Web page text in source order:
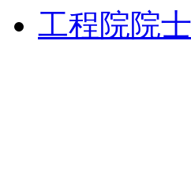
女孩北京地铁殴打老人 痛
工程院院